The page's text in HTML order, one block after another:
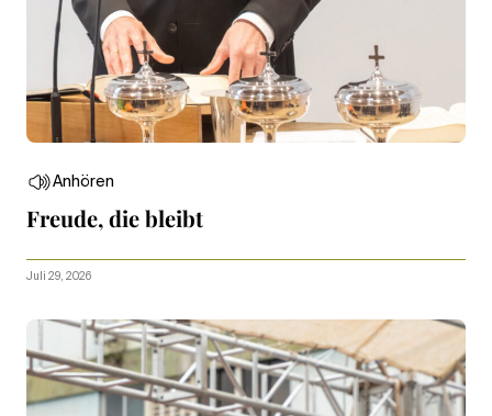
Anhören
Freude, die bleibt
Juli 29, 2026